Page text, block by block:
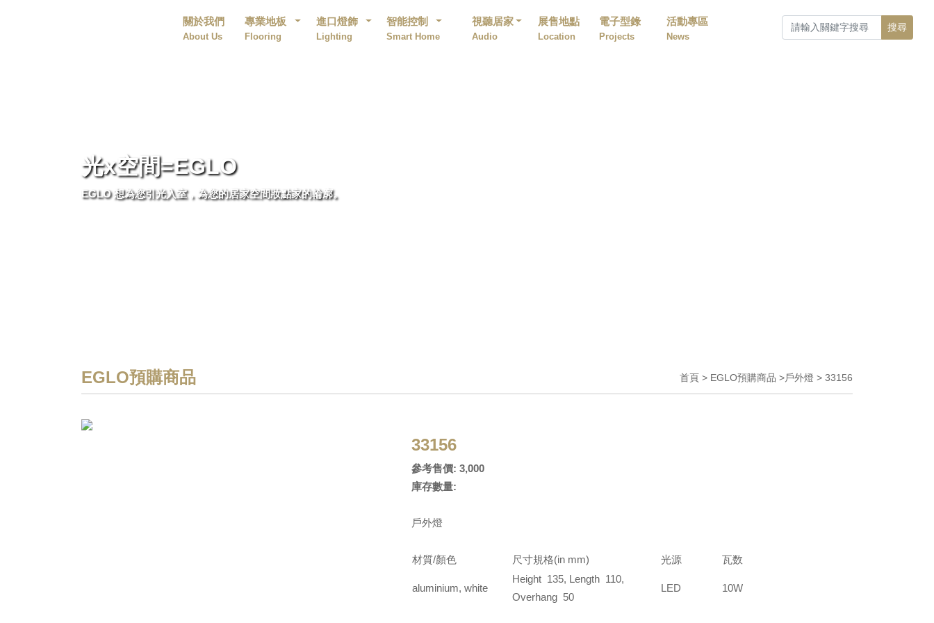
關於我們
About Us
專業地板
Flooring
進口燈飾
Lighting
智能控制
Smart Home
視聽居家
Audio
展售地點
Location
電子型錄
Projects
活動專區
News
搜尋
光x空間=EGLO
EGLO 想為您引光入室，為您的居家空間妝點家的輪廓。
EGLO預購商品 首頁 > EGLO預購商品 >戶外燈 > 33156
33156
參考售價: 3,000
庫存數量:
戶外燈
材質/顏色 尺寸規格(in mm) 光源 瓦数
aluminium, white
Height 135, Length 110,
Overhang 50
LED 10W